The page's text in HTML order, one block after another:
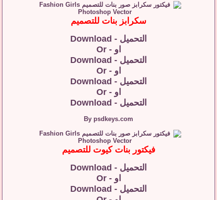
سكرابز بنات للتصميم
التحميل - Download
او - Or
التحميل - Download
او - Or
التحميل - Download
او - Or
التحميل - Download
By psdkeys.com
فيكتور بنات كيوت للتصميم
التحميل - Download
او - Or
التحميل - Download